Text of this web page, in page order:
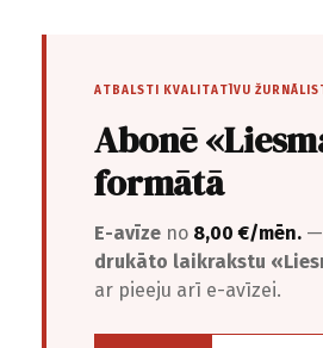
ATBALSTI KVALITATĪVU
Abonē
formātā
E-avīze no 8,00 €/mēn. —
drukāto laikrakstu
ar pieeju arī e-avīzei.